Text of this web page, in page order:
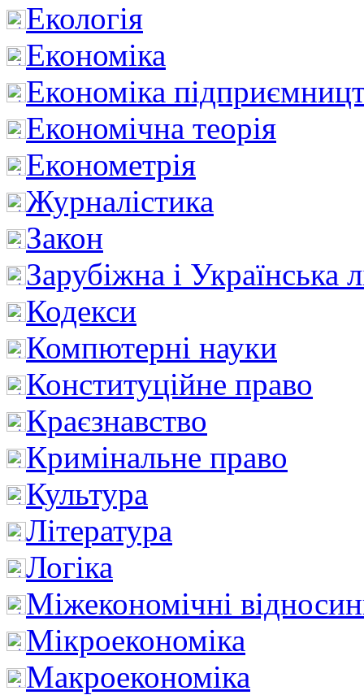
Екологія
Економіка
Економіка
Економічна теорія
Економетрія
Журналістика
Закон
Зарубіжна і Українська
Кодекси
Компютерні науки
Конституційне право
Краєзнавство
Кримінальне право
Культура
Література
Логіка
Міжекономічні
Мікроекономіка
Макроекономіка